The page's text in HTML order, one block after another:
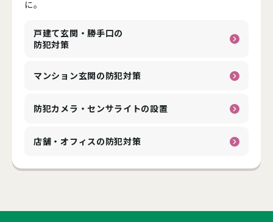
に。
戸建て玄関・勝手口の
防犯対策
マンション玄関の防犯対策
防犯カメラ・センサライトの設置
店舗・オフィスの防犯対策